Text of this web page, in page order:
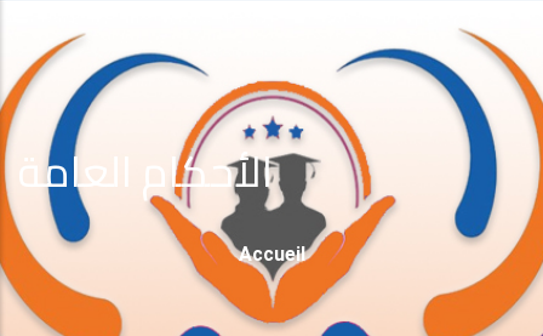
الأحكام العامة
Fil
D'Ariane
Accueil